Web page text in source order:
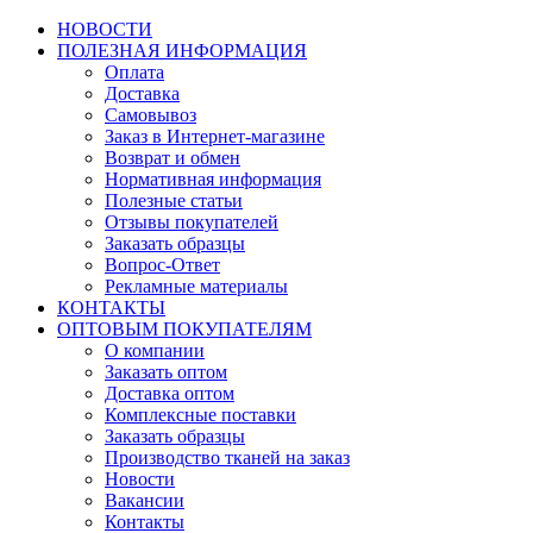
НОВОСТИ
ПОЛЕЗНАЯ ИНФОРМАЦИЯ
Оплата
Доставка
Самовывоз
Заказ в Интернет-магазине
Возврат и обмен
Нормативная информация
Полезные статьи
Отзывы покупателей
Заказать образцы
Вопрос-Ответ
Рекламные материалы
КОНТАКТЫ
ОПТОВЫМ ПОКУПАТЕЛЯМ
О компании
Заказать оптом
Доставка оптом
Комплексные поставки
Заказать образцы
Производство тканей на заказ
Новости
Вакансии
Контакты